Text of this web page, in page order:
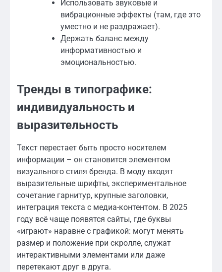
Использовать звуковые и
вибрационные эффекты (там, где это
уместно и не раздражает).
Держать баланс между
информативностью и
эмоциональностью.
Тренды в типографике:
индивидуальность и
выразительность
Текст перестает быть просто носителем
информации – он становится элементом
визуального стиля бренда. В моду входят
выразительные шрифты, экспериментальное
сочетание гарнитур, крупные заголовки,
интеграция текста с медиа-контентом. В 2025
году всё чаще появятся сайты, где буквы
«играют» наравне с графикой: могут менять
размер и положение при скролле, служат
интерактивными элементами или даже
перетекают друг в друга.